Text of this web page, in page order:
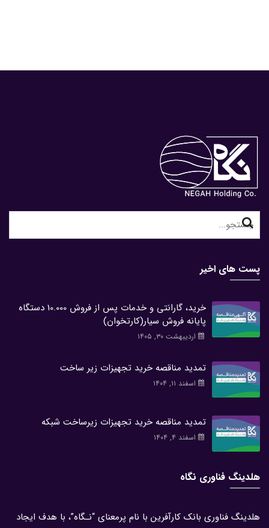
Search
for:
پست های اخیر
خرید، گارانتی و خدمات پس از فروش 10.000 دستگاه
پایانه فروش سیار(کارتخوان)
اردیبهشت ۳۰, ۱۴۰۵
تمدید مناقصه خرید تجهیزات زیر ساخت
اسفند ۱۱, ۱۴۰۴
تمدید مناقصه خرید تجهیزات زیرساخت شبکه
اسفند ۴, ۱۴۰۴
هلدینگ فناوری نگاه
هلدینگ فناوری بانک کارآفرین با نام پرمعنای “نـگاه”، با هدف ایجاد